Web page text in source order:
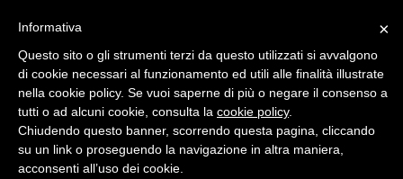
CINEMA
DIGITALE
EDITORIA
ESTERNA
×
Informativa
Questo sito o gli strumenti terzi da questo utilizzati si avvalgono
di cookie necessari al funzionamento ed utili alle finalità illustrate
nella cookie policy. Se vuoi saperne di più o negare il consenso a
tutti o ad alcuni cookie, consulta la cookie policy.
Chiudendo questo banner, scorrendo questa pagina, cliccando
su un link o proseguendo la navigazione in altra maniera,
acconsenti all’uso dei cookie.